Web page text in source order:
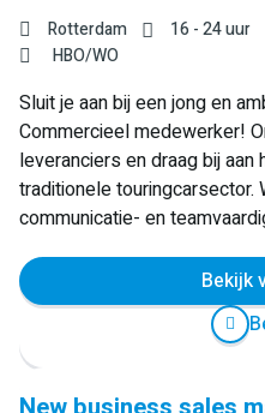
Rotterdam 16 - 24 uur
HBO/WO
Sluit je aan bij een jong en
Commercieel medewerker!
leveranciers en draag bij aan
traditionele
communicatie- en
Bekijk